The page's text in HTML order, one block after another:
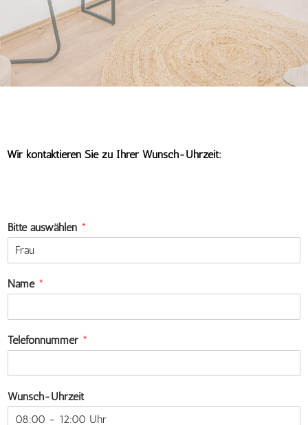
Wir kontaktieren Sie zu Ihrer Wunsch-Uhrzeit:
Bitte auswählen *
Name *
Telefonnummer *
Wunsch-Uhrzeit